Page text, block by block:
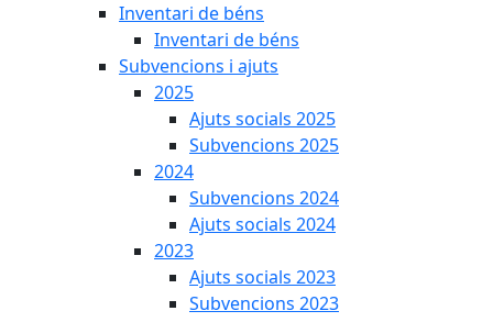
Inventari de béns
Inventari de béns
Subvencions i ajuts
2025
Ajuts socials 2025
Subvencions 2025
2024
Subvencions 2024
Ajuts socials 2024
2023
Ajuts socials 2023
Subvencions 2023